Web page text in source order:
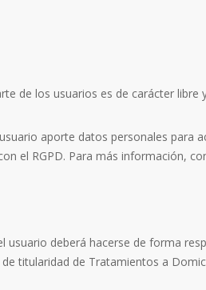
de los usuarios es de carácter
aporte datos personales
el RGPD. Para más información,
usuario deberá hacerse de forma
titularidad de Tratamientos a